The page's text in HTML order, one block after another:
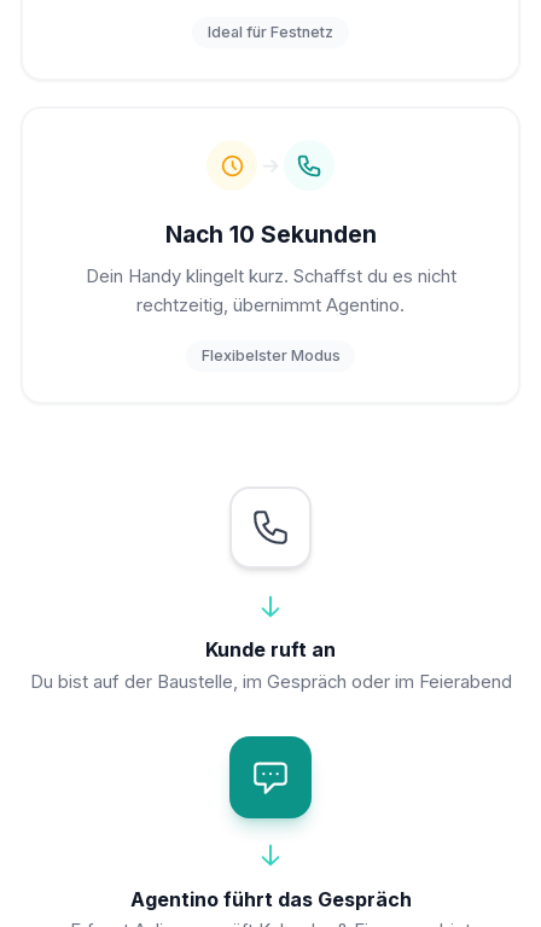
Ideal für Festnetz
Nach 10 Sekunden
Dein Handy klingelt kurz. Schaffst du es nicht
rechtzeitig, übernimmt Agentino.
Flexibelster Modus
Kunde ruft an
Du bist auf der Baustelle, im Gespräch oder im Feierabend
Agentino führt das Gespräch